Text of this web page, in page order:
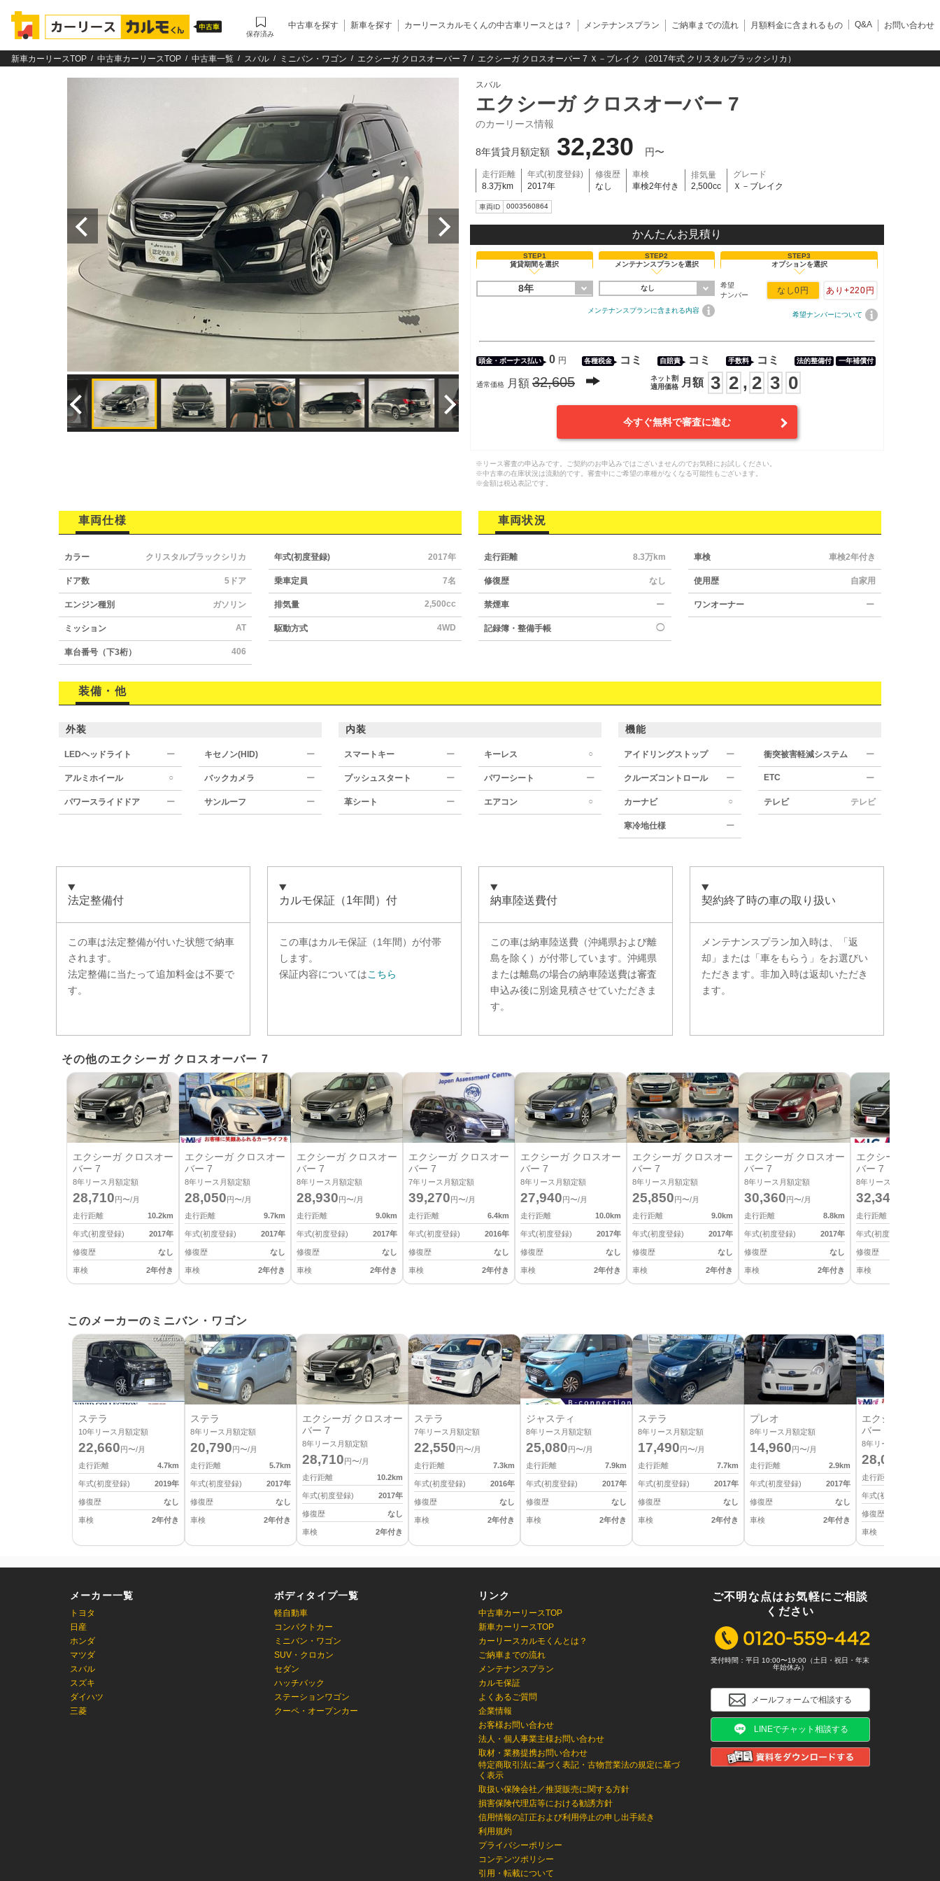
保存済み
中古車を探す 新車を探す カーリースカルモくんの中古車リースとは？ メンテナンスプラン ご納車までの流れ 月額料金に含まれるもの Q&A お問い合わせ
新車カーリースTOP 中古車カーリースTOP 中古車一覧 スバル ミニバン・ワゴン エクシーガ クロスオーバー 7 エクシーガ クロスオーバー 7 Ｘ－ブレイク（2017年式 クリスタルブラックシリカ）
スバル
エクシーガ クロスオーバー 7
のカーリース情報
8年賃貸月額定額 32,230 円〜
走行距離
8.3万km
年式(初度登録)
2017年
修復歴
なし
車検
車検2年付き
排気量
2,500cc
グレード
Ｘ－ブレイク
車両ID 0003560864
かんたんお見積り
STEP1
賃貸期間を選択
8年
STEP2
メンテナンスプランを選択
なし
メンテナンスプランに含まれる内容
STEP3
オプションを選択
希望
ナンバー
なし0円 あり +220円
希望ナンバーについて
頭金・ボーナス払い 0 円 各種税金 コミ 自賠責 コミ 手数料 コミ 法的整備付 一年補償付
通常価格 月額 32,605
ネット割
適用価格
月額 3 2 , 2 3 0
今すぐ無料で審査に進む
※リース審査の申込みです。ご契約のお申込みではございませんのでお気軽にお試しください。
※中古車の在庫状況は流動的です。審査中にご希望の車種がなくなる可能性もございます。
※金額は税込表記です。
車両仕様
カラー クリスタルブラックシリカ 年式(初度登録) 2017年
ドア数 5ドア 乗車定員 7名
エンジン種別 ガソリン 排気量 2,500cc
ミッション AT 駆動方式 4WD
車台番号（下3桁） 406
車両状況
走行距離 8.3万km 車検 車検2年付き
修復歴 なし 使用歴 自家用
禁煙車 ー ワンオーナー ー
記録簿・整備手帳 ◯
装備・他
外装
LEDヘッドライト ー キセノン(HID) ー
アルミホイール ○ バックカメラ ー
パワースライドドア ー サンルーフ ー
内装
スマートキー ー キーレス ○
プッシュスタート ー パワーシート ー
革シート ー エアコン ○
機能
アイドリングストップ ー 衝突被害軽減システム ー
クルーズコントロール ー ETC ー
カーナビ ○ テレビ テレビ
寒冷地仕様 ー
法定整備付
この車は法定整備が付いた状態で納車
されます。
法定整備に当たって追加料金は不要で
す。
カルモ保証（1年間）付
この車はカルモ保証（1年間） が付帯
します。
保証内容についてはこちら
納車陸送費付
この車は納車陸送費（沖縄県および離
島を除く）が付帯しています。沖縄県
または離島の場合の納車陸送費は審査
申込み後に別途見積させていただきま
す。
契約終了時の車の取り扱い
メンテナンスプラン加入時は、「返
却」または「車をもらう」をお選びい
ただきます。非加入時は返却いただき
ます。
その他のエクシーガ クロスオーバー 7
エクシーガ クロスオー
バー 7
8年リース月額定額
28,710 円〜/月
走行距離
10.2km
年式(初度登録) 2017年
修復歴 なし
車検 2年付き
エクシーガ クロスオー
バー 7
8年リース月額定額
28,050 円〜/月
走行距離
9.7km
年式(初度登録) 2017年
修復歴 なし
車検 2年付き
エクシーガ クロスオー
バー 7
8年リース月額定額
28,930 円〜/月
走行距離
9.0km
年式(初度登録) 2017年
修復歴 なし
車検 2年付き
エクシーガ クロスオー
バー 7
7年リース月額定額
39,270 円〜/月
走行距離
6.4km
年式(初度登録) 2016年
修復歴 なし
車検 2年付き
エクシーガ クロスオー
バー 7
8年リース月額定額
27,940 円〜/月
走行距離
10.0km
年式(初度登録) 2017年
修復歴 なし
車検 2年付き
エクシーガ クロスオー
バー 7
8年リース月額定額
25,850 円〜/月
走行距離
9.0km
年式(初度登録) 2017年
修復歴 なし
車検 2年付き
エクシーガ クロスオー
バー 7
8年リース月額定額
30,360 円〜/月
走行距離
8.8km
年式(初度登録) 2017年
修復歴 なし
車検 2年付き
エクシーガ クロス
バー 7
8年リース月額定額
32,340
走行距離
年式(初度登録)
修復歴
車検
このメーカーのミニバン・ワゴン
ステラ
10年リース月額定額
22,660 円〜/月
走行距離
4.7km
年式(初度登録) 2019年
修復歴 なし
車検 2年付き
ステラ
8年リース月額定額
20,790 円〜/月
走行距離
5.7km
年式(初度登録) 2017年
修復歴 なし
車検 2年付き
エクシーガ クロスオー
バー 7
8年リース月額定額
28,710 円〜/月
走行距離
10.2km
年式(初度登録) 2017年
修復歴 なし
車検 2年付き
ステラ
7年リース月額定額
22,550 円〜/月
走行距離
7.3km
年式(初度登録) 2016年
修復歴 なし
車検 2年付き
ジャスティ
8年リース月額定額
25,080 円〜/月
走行距離
7.9km
年式(初度登録) 2017年
修復歴 なし
車検 2年付き
ステラ
8年リース月額定額
17,490 円〜/月
走行距離
7.7km
年式(初度登録) 2017年
修復歴 なし
車検 2年付き
プレオ
8年リース月額定額
14,960 円〜/月
走行距離
2.9km
年式(初度登録) 2017年
修復歴 なし
車検 2年付き
エクシーガ クロ
バー 7
8年リース月額定額
28,050
走行距離
年式(初度登録)
修復歴
車検
メーカー一覧
トヨタ
日産
ホンダ
マツダ
スバル
スズキ
ダイハツ
三菱
ボディタイプ一覧
軽自動車
コンパクトカー
ミニバン・ワゴン
SUV・クロカン
セダン
ハッチバック
ステーションワゴン
クーペ・オープンカー
リンク
中古車カーリースTOP
新車カーリースTOP
カーリースカルモくんとは？
ご納車までの流れ
メンテナンスプラン
カルモ保証
よくあるご質問
企業情報
お客様お問い合わせ
法人・個人事業主様お問い合わせ
取材・業務提携お問い合わせ
特定商取引法に基づく表記・古物営業法の規定に基づ
く表示
取扱い保険会社／推奨販売に関する方針
損害保険代理店等における勧誘方針
信用情報の訂正および利用停止の申し出手続き
利用規約
プライバシーポリシー
コンテンツポリシー
引用・転載について
ご不明な点はお気軽にご相談
ください
受付時間：平日 10:00〜19:00（土日・祝日・年末
年始休み）
メールフォームで相談する
LINEでチャット相談する